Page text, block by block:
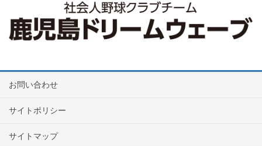
お問い合わせ
サイトポリシー
サイトマップ